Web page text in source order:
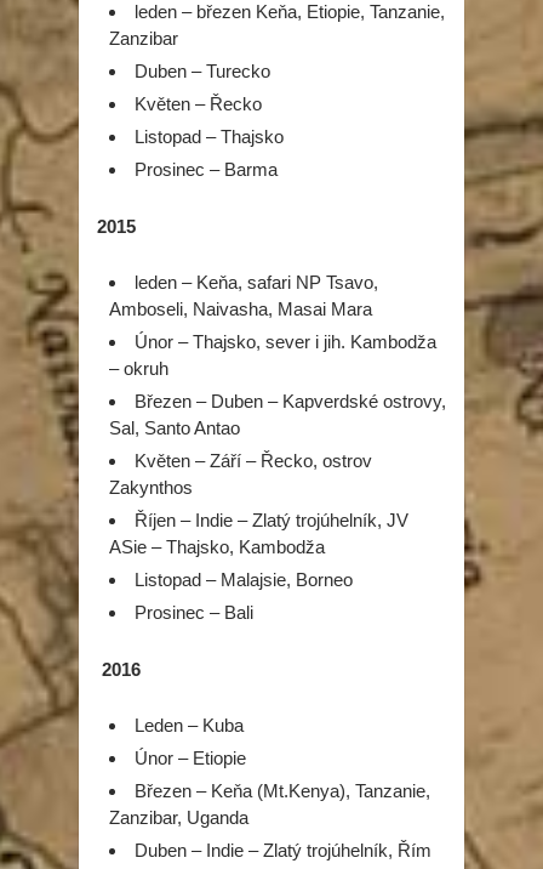
leden – březen Keňa, Etiopie, Tanzanie,
Zanzibar
Duben – Turecko
Květen – Řecko
Listopad – Thajsko
Prosinec – Barma
2015
leden – Keňa, safari NP Tsavo,
Amboseli, Naivasha, Masai Mara
Únor – Thajsko, sever i jih. Kambodža
– okruh
Březen – Duben – Kapverdské ostrovy,
Sal, Santo Antao
Květen – Září – Řecko, ostrov
Zakynthos
Říjen – Indie – Zlatý trojúhelník, JV
ASie – Thajsko, Kambodža
Listopad – Malajsie, Borneo
Prosinec – Bali
2016
Leden – Kuba
Únor – Etiopie
Březen – Keňa (Mt.Kenya), Tanzanie,
Zanzibar, Uganda
Duben – Indie – Zlatý trojúhelník, Řím